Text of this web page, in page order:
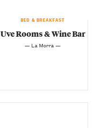
BED & BREAKFAST
Uve Rooms & Wine Bar
— La Morra —